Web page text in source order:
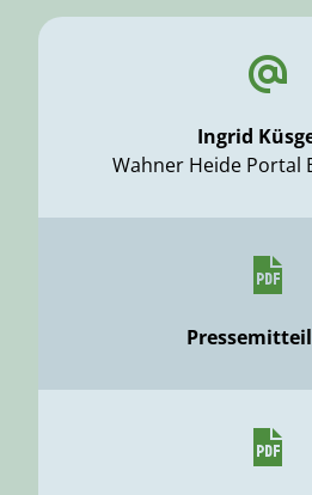
Ingrid
Wahner Heide Portal